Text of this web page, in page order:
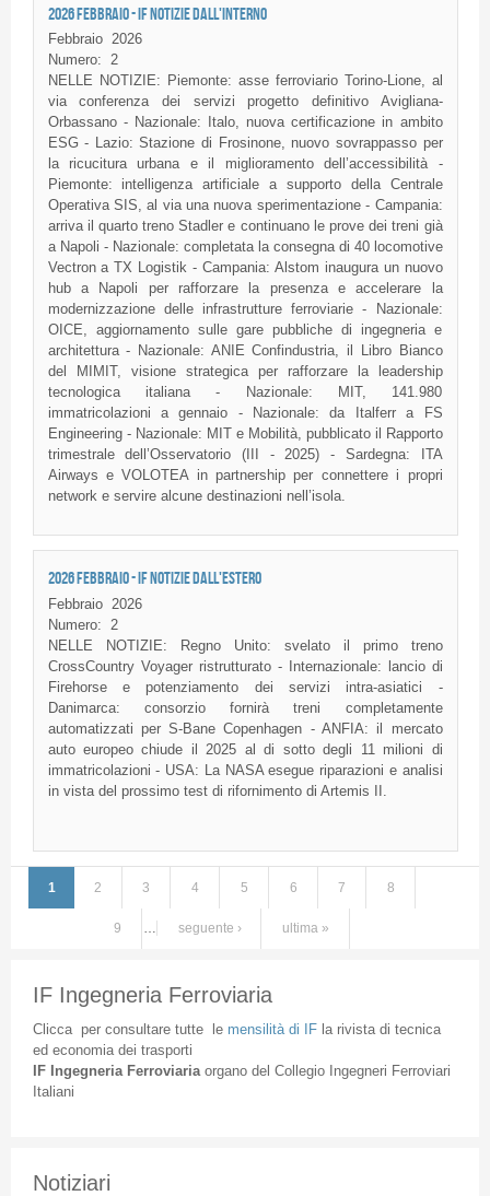
2026 FEBBRAIO - IF NOTIZIE DALL'INTERNO
Febbraio 2026
Numero: 2
NELLE NOTIZIE: Piemonte: asse ferroviario Torino-Lione, al
via conferenza dei servizi progetto definitivo Avigliana-
Orbassano - Nazionale: Italo, nuova certificazione in ambito
ESG - Lazio: Stazione di Frosinone, nuovo sovrappasso per
la ricucitura urbana e il miglioramento dell’accessibilità -
Piemonte: intelligenza artificiale a supporto della Centrale
Operativa SIS, al via una nuova sperimentazione - Campania:
arriva il quarto treno Stadler e continuano le prove dei treni già
a Napoli - Nazionale: completata la consegna di 40 locomotive
Vectron a TX Logistik - Campania: Alstom inaugura un nuovo
hub a Napoli per rafforzare la presenza e accelerare la
modernizzazione delle infrastrutture ferroviarie - Nazionale:
OICE, aggiornamento sulle gare pubbliche di ingegneria e
architettura - Nazionale: ANIE Confindustria, il Libro Bianco
del MIMIT, visione strategica per rafforzare la leadership
tecnologica italiana - Nazionale: MIT, 141.980
immatricolazioni a gennaio - Nazionale: da Italferr a FS
Engineering - Nazionale: MIT e Mobilità, pubblicato il Rapporto
trimestrale dell’Osservatorio (III - 2025) - Sardegna: ITA
Airways e VOLOTEA in partnership per connettere i propri
network e servire alcune destinazioni nell’isola.
2026 FEBBRAIO - IF NOTIZIE DALL'ESTERO
Febbraio
2026
Numero:
2
NELLE NOTIZIE: Regno Unito: svelato il primo treno
CrossCountry Voyager ristrutturato - Internazionale: lancio di
Firehorse e potenziamento dei servizi intra-asiatici -
Danimarca: consorzio fornirà treni completamente
automatizzati per S-Bane Copenhagen - ANFIA: il mercato
auto europeo chiude il 2025 al di sotto degli 11 milioni di
immatricolazioni - USA: La NASA esegue riparazioni e analisi
in vista del prossimo test di rifornimento di Artemis II.
Pagine
1 2 3 4 5 6 7 8
9 … seguente › ultima »
IF Ingegneria Ferroviaria
Cliccaper consultare tuttele mensilità di IFla rivista di tecnica
ed economia dei trasporti
IF Ingegneria Ferroviaria organodel Collegio Ingegneri Ferroviari
Italiani
Notiziari